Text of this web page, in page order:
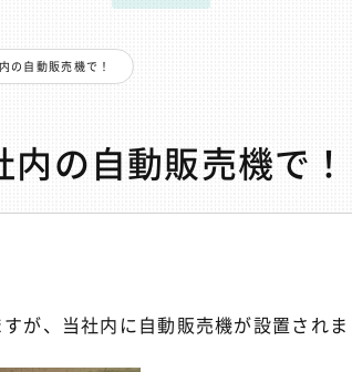
の自動販売機で！
の自動販売機で！
が、当社内に自動販売機が設置されま